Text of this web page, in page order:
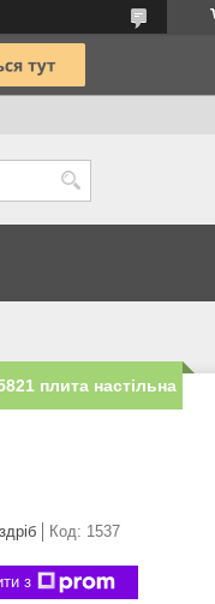
плита настільна
Код: 1537
з